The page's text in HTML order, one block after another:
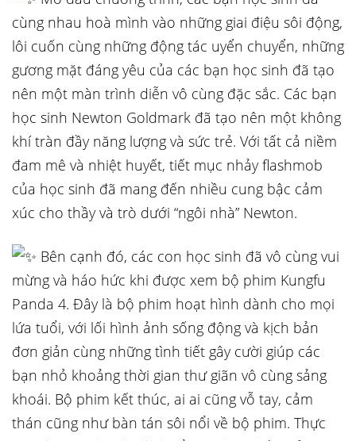
cùng nhau hoà mình vào những giai điệu sôi động,
lôi cuốn cùng những động tác uyển chuyển, những
gương mặt đáng yêu của các bạn học sinh đã tạo
nên một màn trình diễn vô cùng đặc sắc. Các bạn
học sinh Newton Goldmark đã tạo nên một không
khí tràn đầy năng lượng và sức trẻ. Với tất cả niềm
đam mê và nhiệt huyết, tiết mục nhảy flashmob
của học sinh đã mang đến nhiều cung bậc cảm
xúc cho thầy và trò dưới “ngôi nhà” Newton.
Bên cạnh đó, các con học sinh đã vô cùng vui
mừng và háo hức khi được xem bộ phim Kungfu
Panda 4. Đây là bộ phim hoạt hình dành cho mọi
lứa tuổi, với lối hình ảnh sống động và kịch bản
đơn giản cùng những tình tiết gây cười giúp các
bạn nhỏ khoảng thời gian thư giãn vô cùng sảng
khoái. Bộ phim kết thúc, ai ai cũng vỗ tay, cảm
thán cũng như bàn tán sôi nổi về bộ phim. Thực